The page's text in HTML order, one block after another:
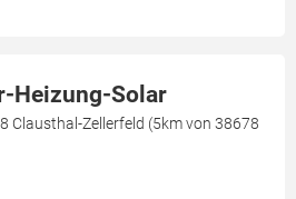
Heizung-Solar
Clausthal-Zellerfeld (5km von 38678